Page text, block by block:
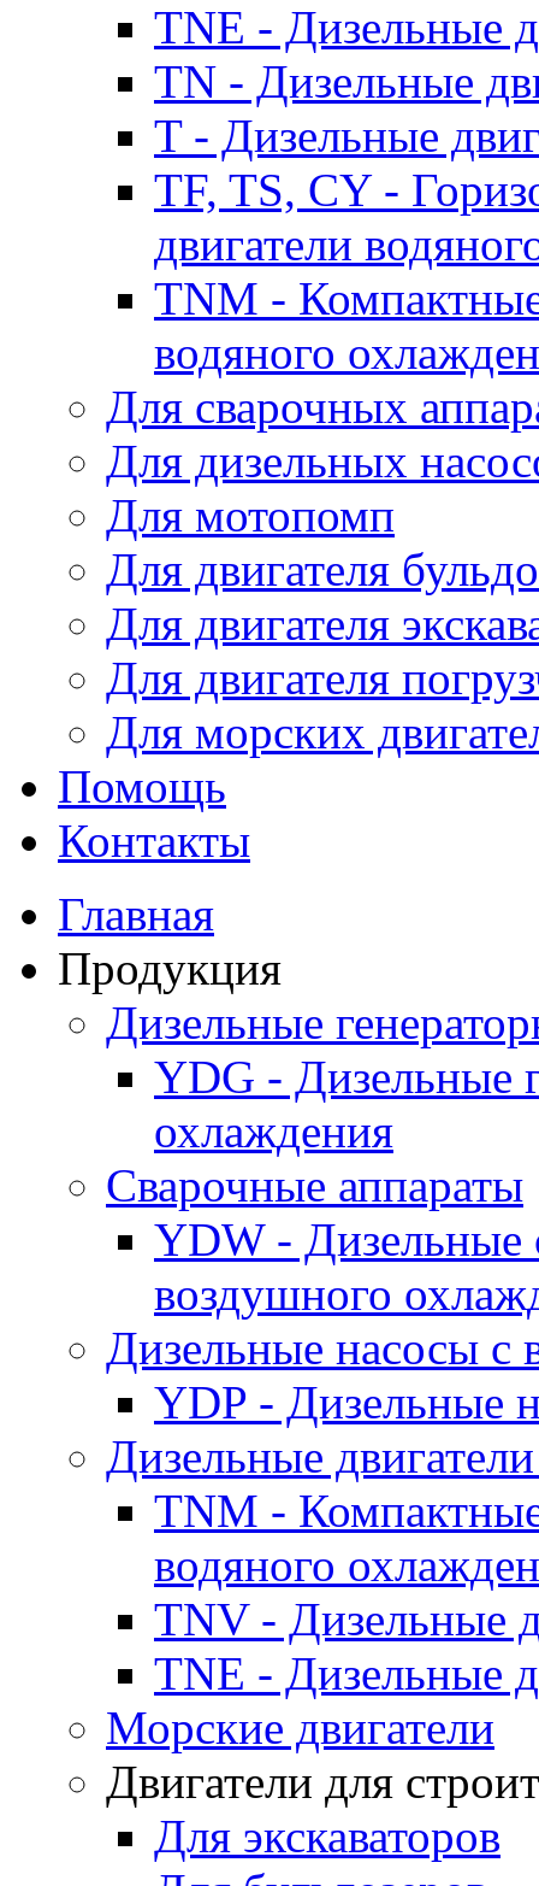
TNE - Дизельные
TN - Дизельные
T - Дизельные
TF, TS, CY -
двигатели
TNM -
водяного
Для сварочных
Для дизельных
Для мотопомп
Для двигателя
Для двигателя
Для двигателя
Для морских
Помощь
Контакты
Главная
Продукция
Дизельные
YDG - Дизельные
охлаждения
Cварочные аппараты
YDW - Дизельные
воздушного
Дизельные насосы
YDP - Дизельные
Дизельные
TNM -
водяного
TNV - Дизельные
TNE - Дизельные
Морские двигатели
Двигатели для
Для экскаваторов